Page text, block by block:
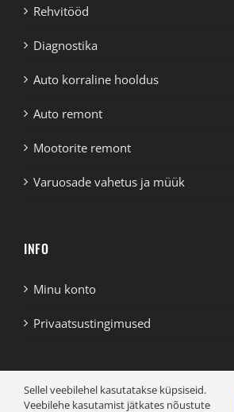
Rehvitööd
Diagnostika
Auto korraline hooldus
Auto remont
Mootorite remont
Varuosade vahetus ja müük
INFO
Minu konto
Privaatsustingimused
Sellel veebilehel kasutatakse küpsiseid.
Veebilehe kasutamist jätkates nõustute